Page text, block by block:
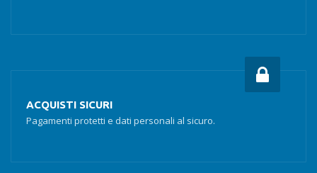
ACQUISTI SICURI
Pagamenti protetti e dati personali al sicuro.